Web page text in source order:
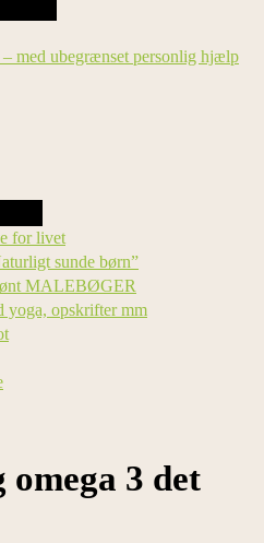
med ubegrænset personlig hjælp
for livet
sunde børn”
MALEBØGER
yoga, opskrifter mm
omega 3 det